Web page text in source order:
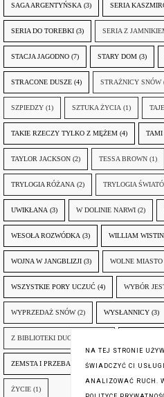
SAGA ARGENTYŃSKA (3) SERIA
SERIA DO TOREBKI (3) SERIA Z
STACJA JAGODNO (7) STARY DOM (3)
STRACONE DUSZE (4) STRAŻNICY SNÓW
SZPIEDZY (1) SZTUKA ŻYCIA (1)
TAKIE RZECZY TYLKO Z MĘŻEM (4) TAMI
TAYLOR JACKSON (2) TESSA BROWN (1)
TRYLOGIA RÓŻANA (2) TRYLOGIA
UWIKŁANA (3) W DOLINIE NARWI (2)
WESOŁA ROZWÓDKA (3) WILLIAM
WOJNA W JANGBLIZJI (3) WOLNE MIASTO
WSZYSTKIE PORY UCZUĆ (4) WYBÓR
WYPRZEDAŻ SNÓW (2) WYSŁANNICY (3)
Z BIBLIOTEKI DUCHA GÓR
ZEMSTA I PRZEBACZENIE (6) ŚLADY
ŻYCIE (1)
NA TEJ STRONIE
ŚWIADCZYĆ CI
ANALIZOWAĆ RUCH.